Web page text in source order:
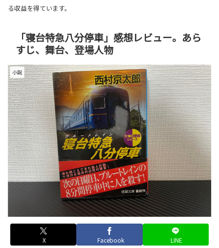
る収益を得ています。
「寝台特急八分停車」感想レビュー。あら
すじ、舞台、登場人物
小説
X Facebook LINE